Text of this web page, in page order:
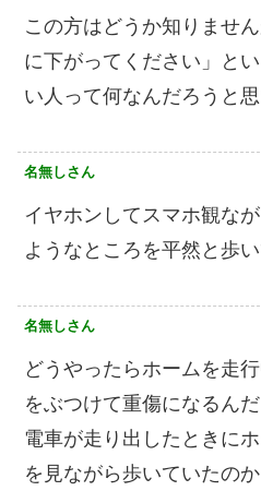
この方はどうか知りませ
に下がってください」と
い人って何なんだろうと思
名無しさん
イヤホンしてスマホ観な
ようなところを平然と歩
名無しさん
どうやったらホームを走
をぶつけて重傷になるんだ
電車が走り出したときに
を見ながら歩いていたのか